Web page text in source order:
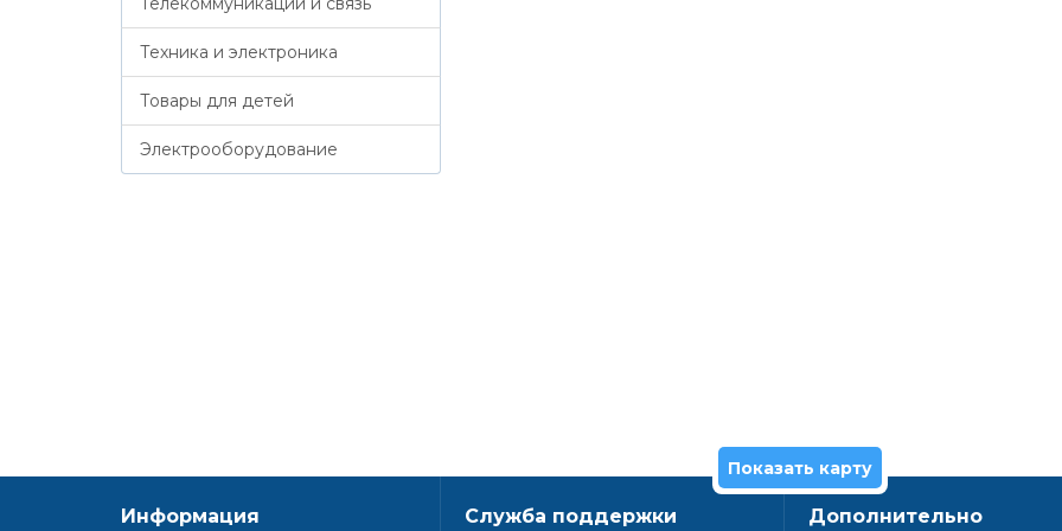
Техника и электроника
Товары для детей
Электрооборудование
Показать карту
Информация Служба поддержки Дополнительно